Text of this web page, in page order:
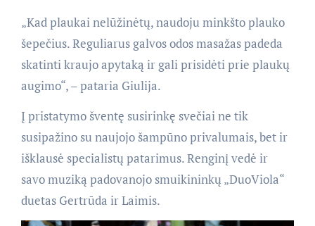
„Kad plaukai nelūžinėtų, naudoju minkšto plauko
šepečius. Reguliarus galvos odos masažas padeda
skatinti kraujo apytaką ir gali prisidėti prie plaukų
augimo“, – pataria Giulija.
Į pristatymo šventę susirinkę svečiai ne tik
susipažino su naujojo šampūno privalumais, bet ir
išklausė specialistų patarimus. Renginį vedė ir
savo muziką padovanojo smuikininkų „DuoViola“
duetas Gertrūda ir Laimis.